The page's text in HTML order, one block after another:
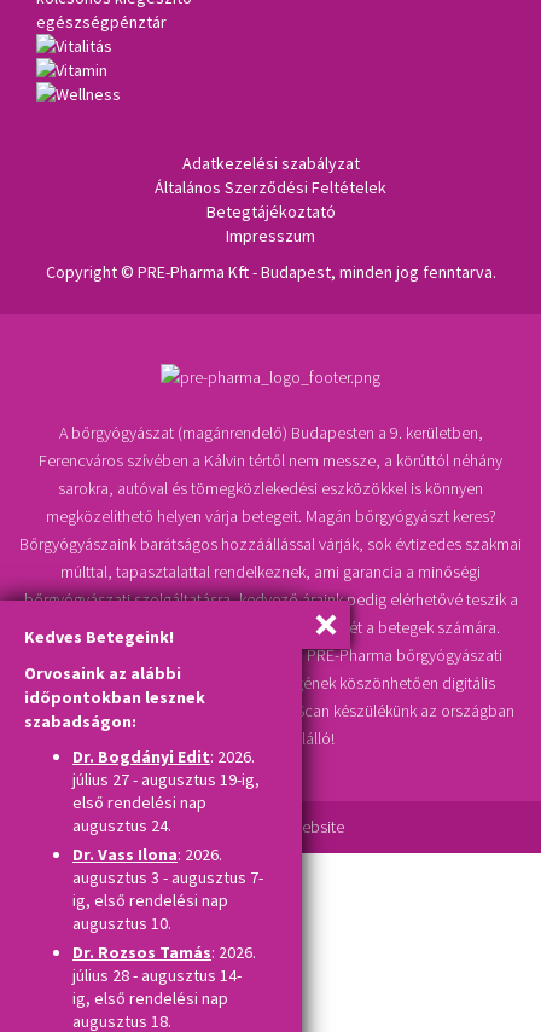
Kedves Betegeink!
Orvosaink az alábbi
időpontokban lesznek
szabadságon:
Dr. Bogdányi Edit: 2026.
július 27 - augusztus 19-ig,
első rendelési nap
augusztus 24.
Dr. Vass Ilona: 2026.
augusztus 3 - augusztus 7-
ig, első rendelési nap
augusztus 10.
Dr. Rozsos Tamás: 2026.
július 28 - augusztus 14-
ig, első rendelési nap
augusztus 18.
Adatkezelési szabályzat
Általános Szerződési Feltételek
Betegtájékoztató
Impresszum
Copyright © PRE-Pharma Kft - Budapest, minden jog fenntarva.
A bőrgyógyászat (magánrendelő) Budapesten a 9. kerületben,
Ferencváros szívében a Kálvin tértől nem messze, a körúttól néhány
sarokra, autóval és tömegközlekedési eszközökkel is könnyen
megközelíthető helyen várja betegeit. Magán bőrgyógyászt keres?
Bőrgyógyászaink barátságos hozzáállással várják, sok évtizedes szakmai
múlttal, tapasztalattal rendelkeznek, ami garancia a minőségi
bőrgyógyászati szolgáltatásra, kedvező áraink pedig elérhetővé teszik a
bőrgyógyászati magánrendelés igénybevételét a betegek számára.
Melanoma, bőrrák, anyajegy szűrése a PRE-Pharma bőrgyógyászati
klinika korszerű műszaki felszereltségének köszönhetően digitális
videodermatoszkóppal történik, TrichoScan készülékünk az országban
szinte egyedülálló!
alapú website